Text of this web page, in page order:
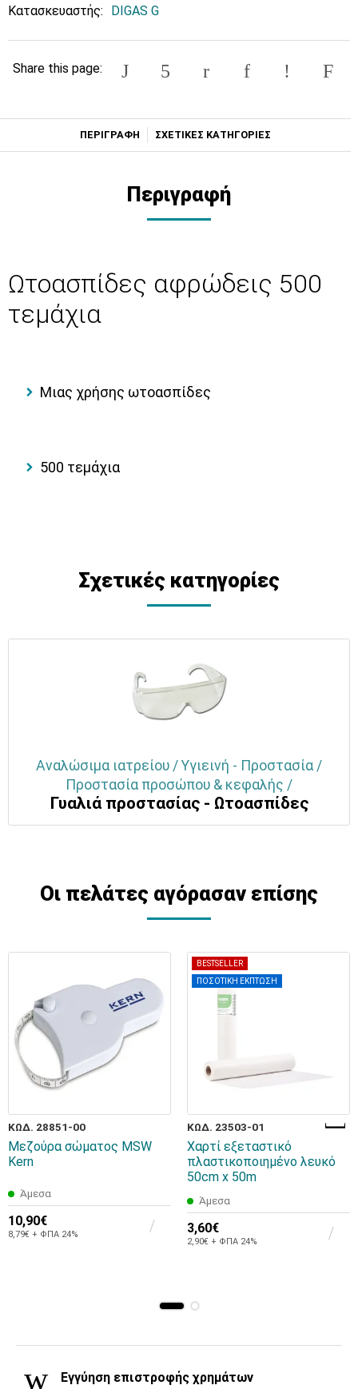
Κατασκευαστής: DIGAS G
Share this page:
ΠΕΡΙΓΡΑΦΗ ΣΧΕΤΙΚΕΣ ΚΑΤΗΓΟΡΙΕΣ
Περιγραφή
Ωτοασπίδες αφρώδεις 500
τεμάχια
Μιας χρήσης ωτοασπίδες
500 τεμάχια
Σχετικές κατηγορίες
Αναλώσιμα ιατρείου / Υγιεινή - Προστασία /
Προστασία προσώπου & κεφαλής /
Γυαλιά προστασίας - Ωτοασπίδες
Οι πελάτες αγόρασαν επίσης
ΚΩΔ. 28851-00
Μεζούρα σώματος MSW
Kern
Άμεσα
10,90€
8,79€ + ΦΠΑ 24%
BESTSELLER
ΠΟΣΟΤΙΚΗ ΕΚΠΤΩΣΗ
ΚΩΔ. 23503-01
Χαρτί εξεταστικό
πλαστικοποιημένο λευκό
50cm x 50m
Άμεσα
3,60€
2,90€ + ΦΠΑ 24%
Εγγύηση επιστροφής χρημάτων